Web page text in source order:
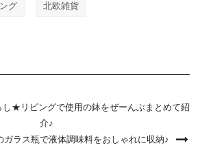
グ 北欧雑貨
★リビングで使用の鉢をぜーんぶまとめて紹
介♪
ラス瓶で液体調味料をおしゃれに収納♪